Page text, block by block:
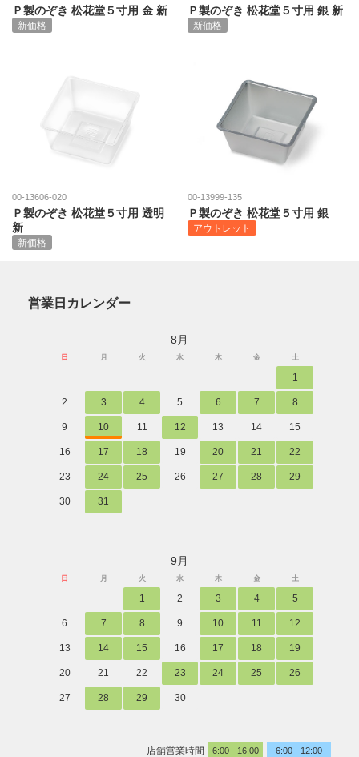
Ｐ製のぞき 松花堂５寸用 金 新
新価格
Ｐ製のぞき 松花堂５寸用 銀 新
新価格
00-13606-020
Ｐ製のぞき 松花堂５寸用 透明
新
新価格
00-13999-135
Ｐ製のぞき 松花堂５寸用 銀
アウトレット
営業日カレンダー
8月
日 月 火 水 木 金 土
1
2 3 4 5 6 7 8
9 10 11 12 13 14 15
16 17 18 19 20 21 22
23 24 25 26 27 28 29
30 31
9月
日 月 火 水 木 金 土
1 2 3 4 5
6 7 8 9 10 11 12
13 14 15 16 17 18 19
20 21 22 23 24 25 26
27 28 29 30
店舗営業時間 6:00 - 16:00 6:00 - 12:00